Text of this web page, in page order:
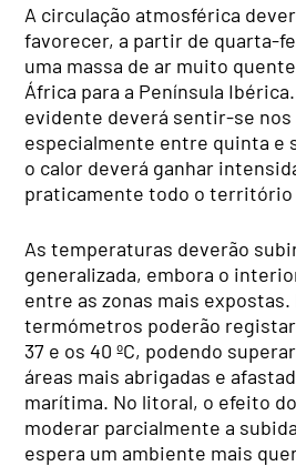
A circulação atmosférica
favorecer, a partir de quarta-
uma massa de ar muito
África para a Península
evidente deverá sentir-se
especialmente entre quinta e
o calor deverá ganhar
praticamente todo o
As temperaturas deverão
generalizada, embora o
entre as zonas mais
termómetros poderão
37 e os 40 ºC, podendo
áreas mais abrigadas e
marítima. No litoral, o efeito
moderar parcialmente a
espera um ambiente mais